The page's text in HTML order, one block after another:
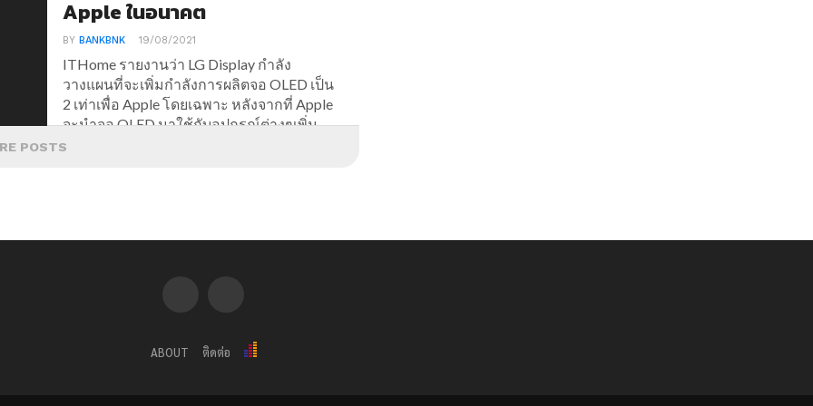
Apple ในอนาคต
BYBANKBNK 19/08/2021
ITHome รายงานว่า LG Display กำลัง
วางแผนที่จะเพิ่มกำลังการผลิตจอ OLED เป็น
2 เท่าเพื่อ Apple โดยเฉพาะ หลังจากที่ Apple
จะนำจอ OLED มาใช้กับอุปกรณ์ต่างๆเพิ่ม
เติมในอนาคต
POSTS
ABOUT ติดต่อ